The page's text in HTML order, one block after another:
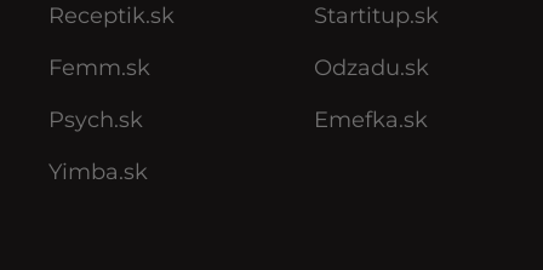
Receptik.sk
Femm.sk
Psych.sk
Yimba.sk
Startitup.sk
Odzadu.sk
Emefka.sk